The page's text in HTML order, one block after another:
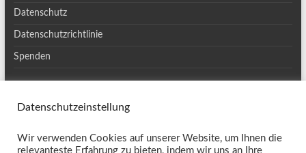
Datenschutz
Datenschutzrichtlinie
Spenden
Spacious von ThemeGrill. Präsentiert von:WordPress.
Datenschutzeinstellung
Wir verwenden Cookies auf unserer Website, um Ihnen die
relevanteste Erfahrung zu bieten, indem wir uns an Ihre